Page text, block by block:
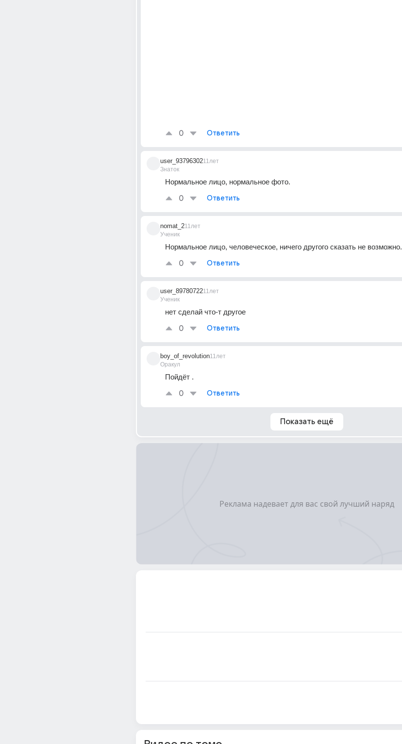
0 Ответить
user_93796302
Знаток
11лет
Нормальное лицо, нормальное фото.
0 Ответить
nomat_2
Ученик
11лет
Нормальное лицо, человеческое, ничего другого сказать не возможно.
0 Ответить
user_89780722
Ученик
11лет
нет сделай что-т другое
0 Ответить
boy_of_revolution
Оракул
11лет
Пойдёт .
0 Ответить
Показать ещё